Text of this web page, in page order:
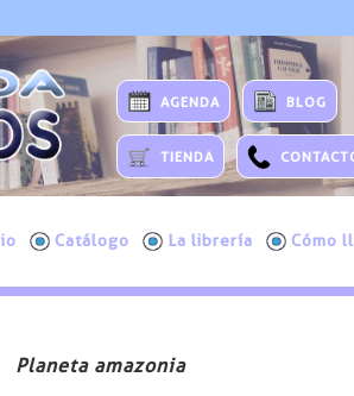
AGENDA BLOG
TIENDA
Catálogo La librería Cómo
Planeta amazonia